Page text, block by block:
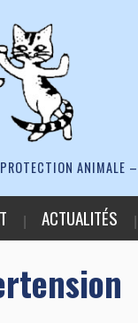
ANIMALE
ACTUALITÉS